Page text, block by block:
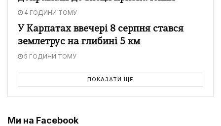
4 ГОДИНИ ТОМУ
У Карпатах ввечері 8 серпня стався
землетрус на глибині 5 км
5 ГОДИНИ ТОМУ
ПОКАЗАТИ ЩЕ
Ми на Facebook